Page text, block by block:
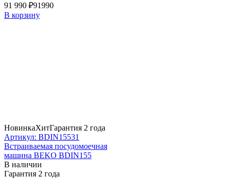
91 990 ₽91990
В корзину
НовинкаХитГарантия 2 года
Артикул: BDIN15531
Встраиваемая посудомоечная
машина BEKO BDIN155
В наличии
Гарантия 2 года